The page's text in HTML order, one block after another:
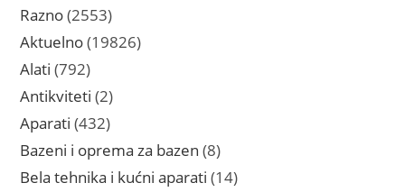
Razno 25532553
proizvoda
Aktuelno 1982619826
Alati 792792
proizvoda
Antikviteti 22
proizvoda
Aparati 432432
proizvoda
Bazeni i oprema za bazen 88
proizvoda
Bela tehnika i kućni aparati 1414